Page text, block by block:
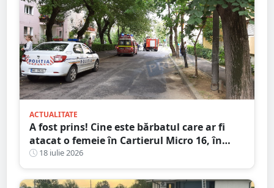
ACTUALITATE
A fost prins! Cine este bărbatul care ar fi
atacat o femeie în Cartierul Micro 16, în
plină zi, pe stradă
18 iulie 2026